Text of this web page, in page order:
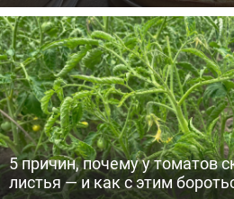
5 причин, почему у томатов
листья — и как с этим